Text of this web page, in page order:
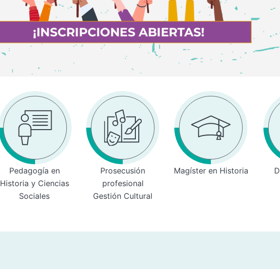
Pedagogía en
Historia y Ciencias
Sociales
Prosecusión
profesional
Gestión Cultural
Magíster en Historia